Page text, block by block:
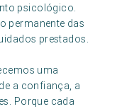
psicológico.
permanente das
prestados.
uma
a confiança, a
Porque cada